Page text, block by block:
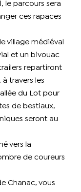
le parcours sera
ces rapaces
village médiéval
et un bivouac
repartiront
à travers les
du Lot pour
de bestiaux,
seront au
vers la
de coureurs
Chanac, vous